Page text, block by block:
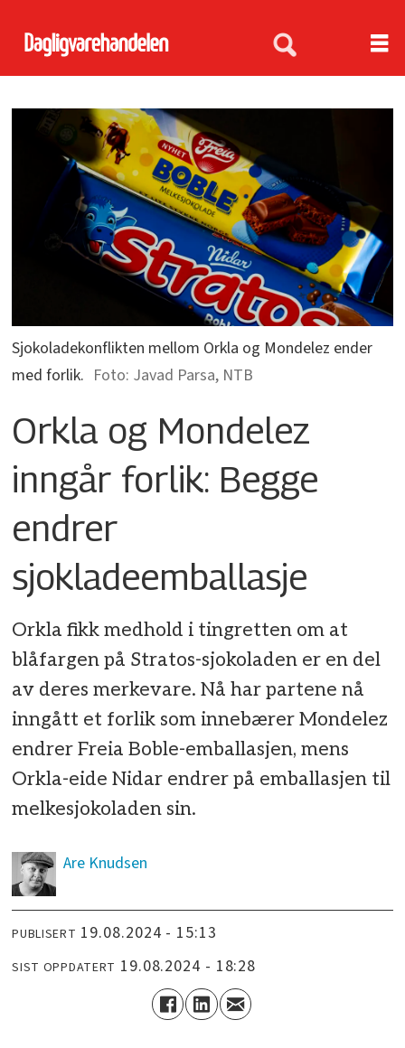
Sjokoladekonflikten mellom Orkla og Mondelez ender
med forlik.
Javad Parsa, NTB
Orkla og Mondelez
inngår forlik: Begge
endrer
sjokladeemballasje
Orkla fikk medhold i tingretten om at
blåfargen på Stratos-sjokoladen er en del
av deres merkevare. Nå har partene nå
inngått et forlik som innebærer Mondelez
endrer Freia Boble-emballasjen, mens
Orkla-eide Nidar endrer på emballasjen til
melkesjokoladen sin.
Are Knudsen
PUBLISERT 19.08.2024 - 15:13
SIST OPPDATERT 19.08.2024 - 18:28